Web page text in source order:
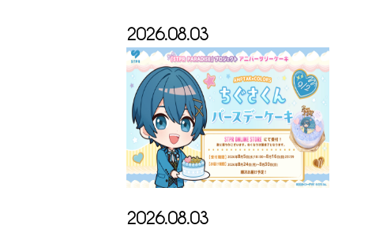
2026.08.03
2026.08.03